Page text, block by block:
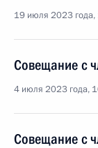
19 июля 2023
Совещание с
4 июля 2023 года,
Совещание с